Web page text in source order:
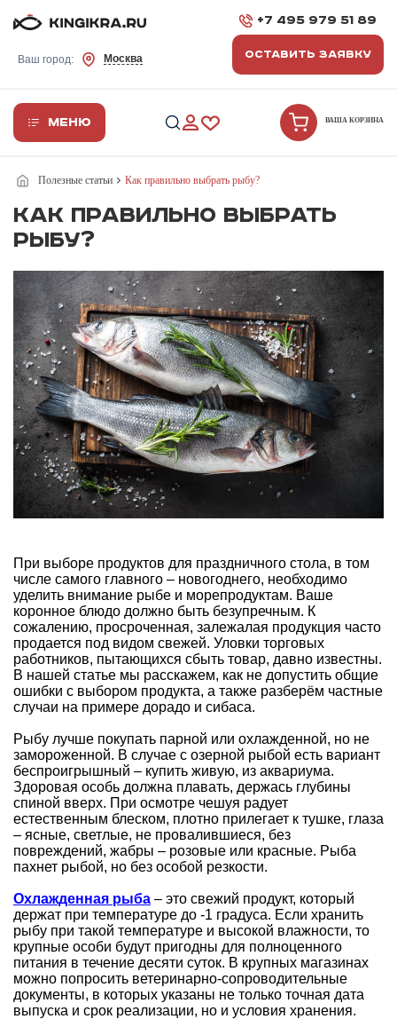
Ваш город: Москва
+7 495 979 51 89
ОСТАВИТЬ ЗАЯВКУ
Меню ВАША КОРЗИНА
Полезные статьи Как правильно выбрать рыбу?
Как правильно выбрать
рыбу?
При выборе продуктов для праздничного стола, в том
числе самого главного – новогоднего, необходимо
уделить внимание рыбе и морепродуктам. Ваше
коронное блюдо должно быть безупречным. К
сожалению, просроченная, залежалая продукция часто
продается под видом свежей. Уловки торговых
работников, пытающихся сбыть товар, давно известны.
В нашей статье мы расскажем, как не допустить общие
ошибки с выбором продукта, а также разберём частные
случаи на примере дорадо и сибаса.
Рыбу лучше покупать парной или охлажденной, но не
замороженной. В случае с озерной рыбой есть вариант
беспроигрышный – купить живую, из аквариума.
Здоровая особь должна плавать, держась глубины
спиной вверх. При осмотре чешуя радует
естественным блеском, плотно прилегает к тушке, глаза
– ясные, светлые, не провалившиеся, без
повреждений, жабры – розовые или красные. Рыба
пахнет рыбой, но без особой резкости.
Охлажденная рыба – это свежий продукт, который
держат при температуре до -1 градуса. Если хранить
рыбу при такой температуре и высокой влажности, то
крупные особи будут пригодны для полноценного
питания в течение десяти суток. В крупных магазинах
можно попросить ветеринарно-сопроводительные
документы, в которых указаны не только точная дата
выпуска и срок реализации, но и условия хранения.